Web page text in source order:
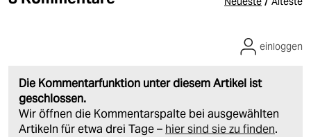
Die Kommentarfunktion unter diesem Artikel ist
geschlossen.
Wir öffnen die Kommentarspalte bei ausgewählten
Artikeln für etwa drei Tage – hier sind sie zu finden.
einloggen